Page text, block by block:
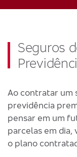
Seguros
Ao contratar um
previdência
pensar em um
parcelas em
o plano